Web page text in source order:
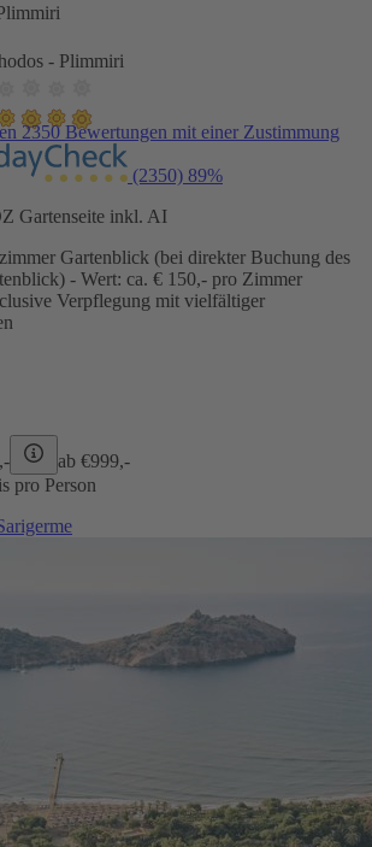
- Plimmiri
2350 Bewertungen mit einer Zustimmung
(2350) 89%
Gartenseite inkl. AI
Gartenblick (bei direkter Buchung des
- Wert: ca. € 150,- pro Zimmer
Verpflegung mit vielfältiger
ab €999,-
pro Person